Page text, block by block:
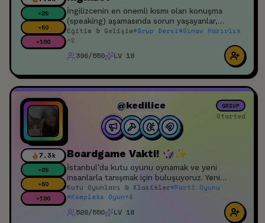
+25
+50
+100
İngilizcenin en önemli kısmı olan konuşma
(speaking) aşamasında sorun yaşayanlar,
kendini geliştirmek isteyenler için bir etkinliktir.
Eğitim & Gelişim#Grup Dersi#Sınav Hazırlık
+2
396/550 LV 18
7.3k
+25
+50
+100
@kedilice GROUP
Started
Boardgame Vakti! 🎲✨
İstanbul’da kutu oyunu oynamak ve yeni
insanlarla tanışmak için buluşuyoruz. Yeni
oyunlar öğrenmek, farklı kutu oyunları denemek
ve bu hobiyi seven insanlarla vakit geçirmek
isteyen herkesi bekleriz. Oyun bilmiyorsan hiç
sorun değil, masalarda bilen arkadaşlar
Kutu Oyunları & Klasikler#Parti Oyunu
#Kompleks Oyun+4
526/550 LV 18